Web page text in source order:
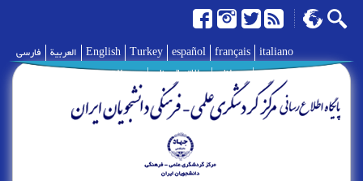
فارسی العربية English Turkey español français italiano
حولنا | الإتصال بنا | وصلات |